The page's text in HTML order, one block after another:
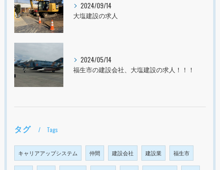
2024/09/14
大塩建設の求人
2024/05/14
福生市の建設会社、大塩建設の求人！！！
タグ Tags
キャリアアップシステム 仲間 建設会社 建設業 福生市